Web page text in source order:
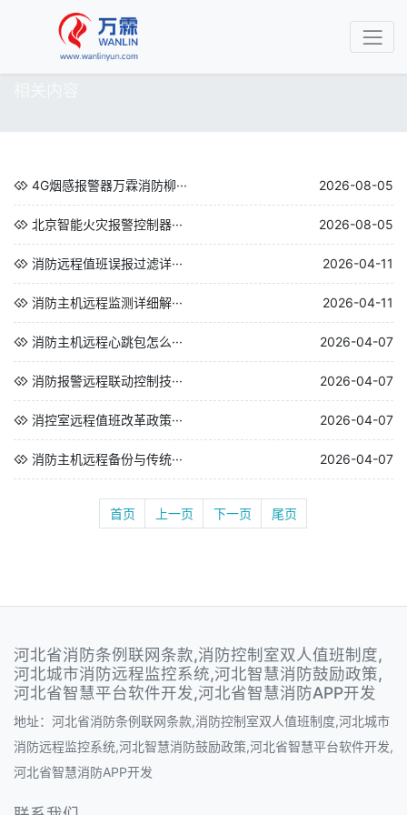
4G烟感报警器万霖消防柳··· 2026-08-05
北京智能火灾报警控制器··· 2026-08-05
消防远程值班误报过滤详··· 2026-04-11
消防主机远程监测详细解··· 2026-04-11
消防主机远程心跳包怎么··· 2026-04-07
消防报警远程联动控制技··· 2026-04-07
消控室远程值班改革政策··· 2026-04-07
消防主机远程备份与传统··· 2026-04-07
首页 上一页 下一页 尾页
河北省消防条例联网条款,消防控制室双人值班制度,
河北城市消防远程监控系统,河北智慧消防鼓励政策,
河北省智慧平台软件开发,河北省智慧消防APP开发
地址：河北省消防条例联网条款,消防控制室双人值班制度,河北城市
消防远程监控系统,河北智慧消防鼓励政策,河北省智慧平台软件开发,
河北省智慧消防APP开发